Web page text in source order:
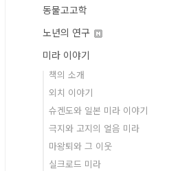
동물고고학
노년의 연구
미라 이야기
책의 소개
외치 이야기
슈겐도와 일본 미라 이야기
극지와 고지의 얼음 미라
마왕퇴와 그 이웃
실크로드 미라